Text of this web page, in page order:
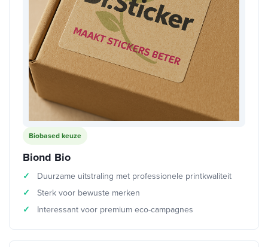
Biobased keuze
Biond Bio
Duurzame uitstraling met professionele printkwaliteit
Sterk voor bewuste merken
Interessant voor premium eco-campagnes